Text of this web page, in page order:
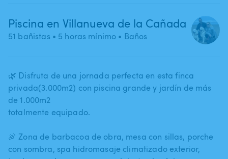
Piscina en Villanueva de la Cañada
51 bañistas • 5 horas mínimo • Baños
🌿 Disfruta de una jornada perfecta en esta finca
privada(3.000m2) con piscina grande y jardín de más
de 1.000m2
totalmente equipado.
🍖 Zona de barbacoa de obra​,​ mesa con sillas​,​ porche
con sombra​,​ spa hidromasaje climatizado exterior​,​